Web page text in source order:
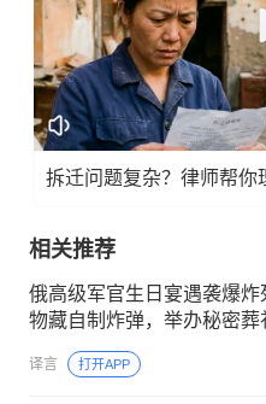
拆迁问题复杂？律师帮你
相关推荐
俄高级军官生日宴遇袭爆炸
物藏自制炸弹，举办秘密葬
译言 打开APP